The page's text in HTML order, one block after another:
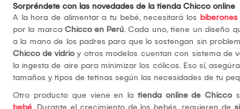
Sorpréndete con las novedades de la tienda Chicco online
A la hora de alimentar a tu bebé, necesitará los
por la marca Chicco en Perú. Cada uno, tiene un diseño
a la mano de los padres para que lo sostengan sin
Chicco de vidrio y otros modelos cuentan con sistema de
la ingesta de aire para minimizar los cólicos. Eso sí,
tamaños y tipos de tetinas según las necesidades de tu
Otro producto que viene en la tienda online de Chicco